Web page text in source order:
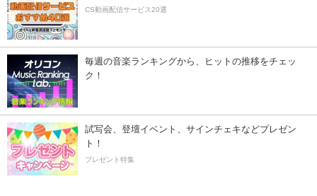
CS動画配信サービス20選
毎週の音楽ランキングから、ヒットの推移をチェッ
ク！
試写会、登壇イベント、サインチェキなどプレゼン
ト！
プレゼント特集